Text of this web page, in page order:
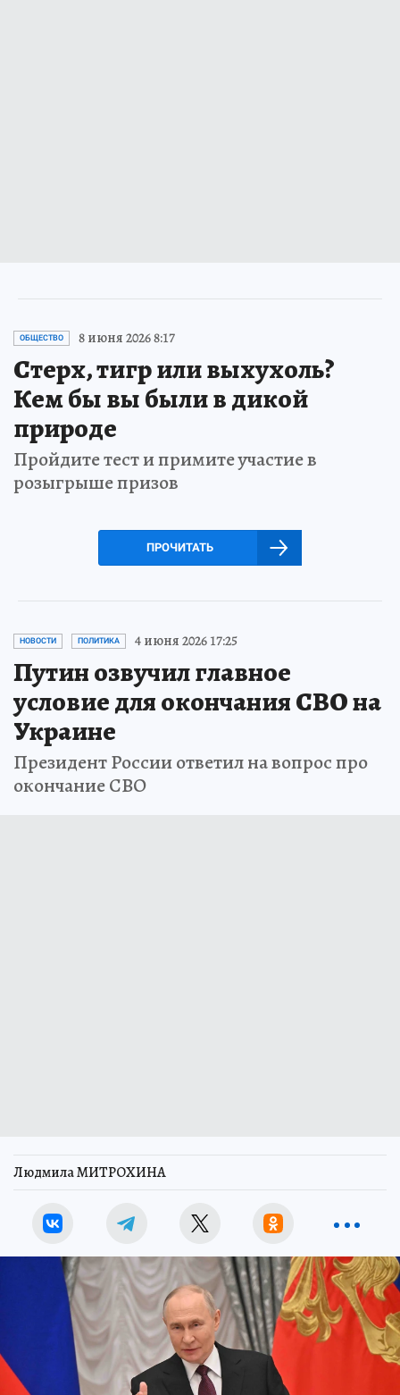
ОБЩЕСТВО 8 июня 2026 8:17
Стерх, тигр или выхухоль?
Кем бы вы были в дикой
природе
Пройдите тест и примите участие в
розыгрыше призов
ПРОЧИТАТЬ
НОВОСТИ ПОЛИТИКА 4 июня 2026 17:25
Путин озвучил главное
условие для окончания СВО на
Украине
Президент России ответил на вопрос про
окончание СВО
Людмила МИТРОХИНА